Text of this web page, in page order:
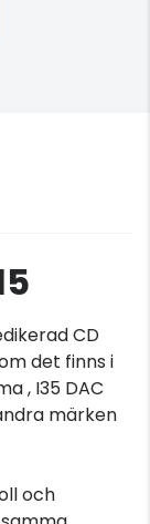
CD
det finns i
, I35 DAC
märken
och